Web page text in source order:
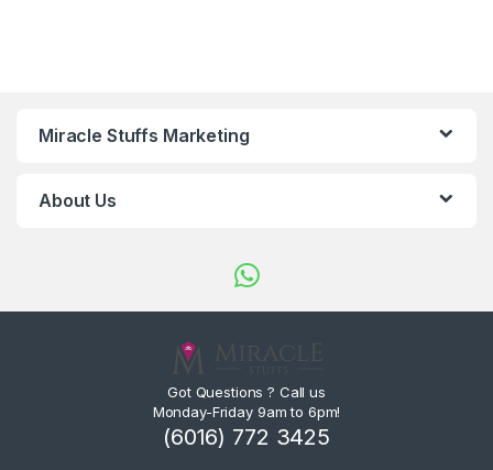
Miracle Stuffs Marketing
About Us
Got Questions ? Call us
Monday-Friday 9am to 6pm!
(6016) 772 3425